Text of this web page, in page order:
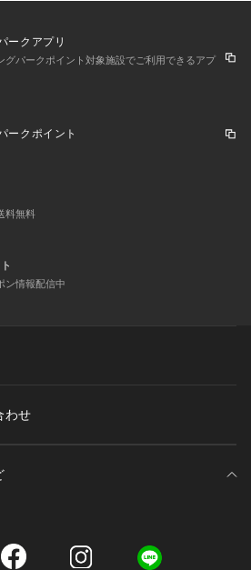
ークアプリ
グパークポイント対象施設でご利用できるアプ
ークポイント
料無料
ン情報配信中
わせ